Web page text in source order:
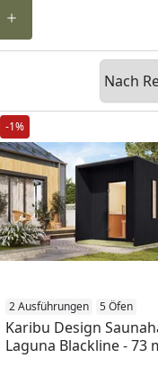
Sortieren
-1%
2 Ausführungen 5 Öfen
Karibu Design
Laguna Blackline - 73